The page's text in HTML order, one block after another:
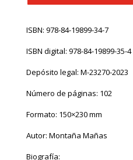
ISBN: 978-84-19899-34-7
ISBN digital: 978-84-19899-35-4
Depósito legal: M-23270-2023
Número de páginas: 102
Formato: 150×230 mm
Autor: Montaña Mañas
Biografía: